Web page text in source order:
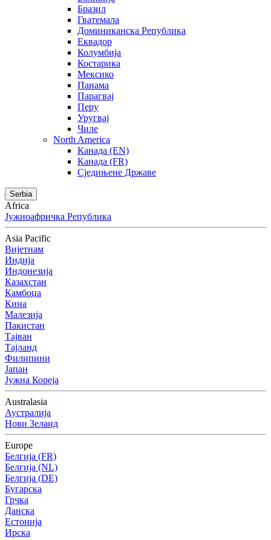
Бразил
Гватемала
Доминиканска Република
Еквадор
Колумбија
Костарика
Мексико
Панама
Парагвај
Перу
Уругвај
Чиле
North America
Канада (EN)
Канада (FR)
Сједињене Државе
Serbia
Africa
Јужноафричка Република
Asia Pacific
Вијетнам
Индија
Индонезија
Казахстан
Камбоџа
Кина
Малезија
Пакистан
Тајван
Тајланд
Филипини
Јапан
Јужна Кореја
Australasia
Аустралија
Нови Зеланд
Europe
Белгија (FR)
Белгија (NL)
Белгија (DE)
Бугарска
Грчка
Данска
Естонија
Ирска